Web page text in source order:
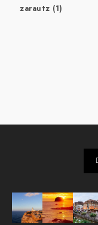
zarautz (1)